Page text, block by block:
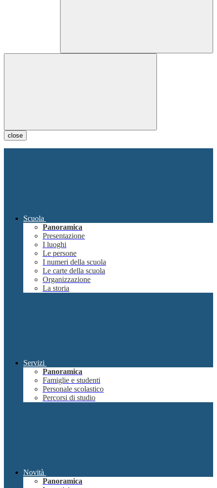
close
Scuola
Panoramica
Presentazione
I luoghi
Le persone
I numeri della scuola
Le carte della scuola
Organizzazione
La storia
Servizi
Panoramica
Famiglie e studenti
Personale scolastico
Percorsi di studio
Novità
Panoramica